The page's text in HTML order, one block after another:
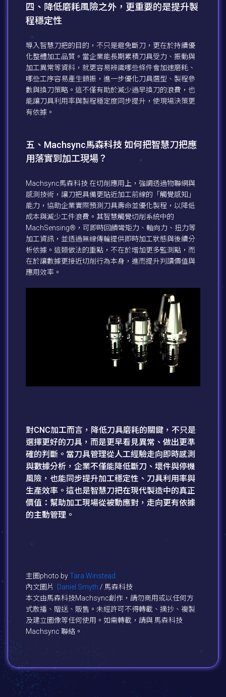
四、降低磨耗風險之外，更重要的是提升製
程穩定性
導入智慧刀把的目的，不只是避免斷刀，更在於持續優
化整體加工品質。當企業能長期累積刀具受力、振動與
加工異常等資料，就更容易辨識哪些條件會加速磨耗、
哪些工序容易產生顫振，進一步優化刀具選型、製程參
數與換刀策略。這不僅有助於減少過早換刀的浪費，也
能讓刀具利用率與製程穩定度同步提升，使現場決策更
有依據。
五、Machsync馬森科技 如何把智慧刀把應
用落實到加工現場？
Machsync馬森科技 在切削應用上，強調透過物聯網與
感測技術，讓刀把具備更貼近加工前線的「觸覺感知」
能力，協助企業實際預測刀具壽命並優化製程，以降低
成本與減少工件浪費。其智慧觸覺切削系統中的
MachSensing®，可即時回饋彎矩力、軸向力、扭力等
加工資訊，並透過無線傳輸提供即時加工狀態與後續分
析依據。這類做法的重點，不在於增加更多監測點，而
在於讓數據更接近切削行為本身，進而提升判讀價值與
應用效率。
對CNC加工而言，降低刀具磨耗的關鍵，不只是
選擇更好的刀具，而是更早看見異常、做出更準
確的判斷。當刀具管理從人工經驗走向即時感測
與數據分析，企業不僅能降低斷刀、壞件與停機
風險，也能同步提升加工穩定性、刀具利用率與
生產效率。這也是智慧刀把在現代製造中的真正
價值：幫助加工現場從被動應對，走向更有依據
的主動管理。
主圖photo byTara Winstead
內文圖片 Daniel Smyth / 馬森科技
本文由馬森科技Machsync創作，請勿商用或以任何方
式散播、贈送、販售。未經許可不得轉載、摘抄、複製
及建立圖像等任何使用。如需轉載，請與 馬森科技
Machsync 聯絡。